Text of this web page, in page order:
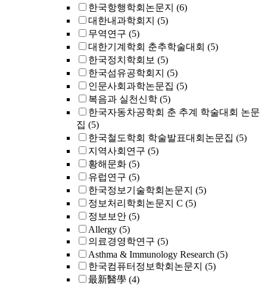
한국항행학회논문지 (6)
대한내과학회지 (5)
무역연구 (5)
대한기계학회 춘추학술대회 (5)
한국정치학회보 (5)
한국섬유공학회지 (5)
인문사회과학논문집 (5)
복음과 실천신학 (5)
한국자동차공학회 춘 추계 학술대회 논문
집 (5)
한국철도학회 학술발표대회논문집 (5)
지역사회연구 (5)
황해문화 (5)
유럽연구 (5)
한국정보기술학회논문지 (5)
정보처리학회논문지 C (5)
정보보안 (5)
Allergy (5)
의료경영학연구 (5)
Asthma & Immunology Research (5)
한국컴퓨터정보학회논문지 (5)
最新醫學 (4)